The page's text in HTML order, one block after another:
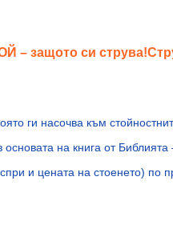
– защото си
ги насочва към
основата на книга от
и цената на стоенето) по